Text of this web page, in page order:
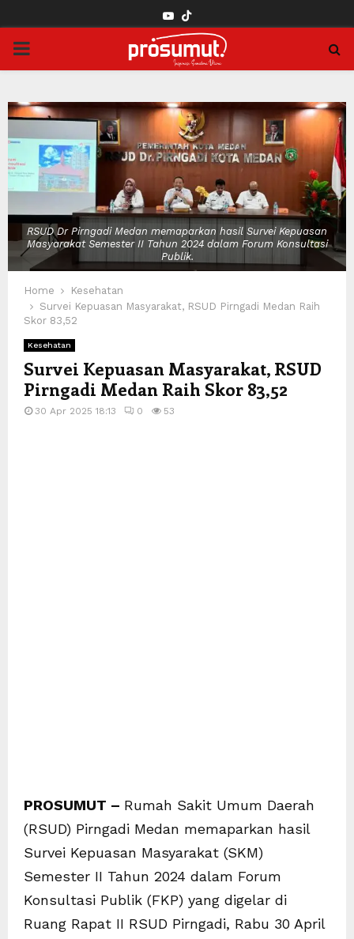
YOUTUBE
PRIMARY
RSUD Dr Pirngadi Medan memaparkan hasil Survei Kepuasan
Masyarakat Semester II Tahun 2024 dalam Forum Konsultasi
Publik.
Home
Kesehatan
Survei Kepuasan Masyarakat, RSUD Pirngadi Medan Raih
Skor 83,52
Kesehatan
Survei Kepuasan Masyarakat, RSUD
Pirngadi Medan Raih Skor 83,52
30 Apr 2025 18:13 0 53
PROSUMUT – Rumah Sakit Umum Daerah
(RSUD) Pirngadi Medan memaparkan hasil
Survei Kepuasan Masyarakat (SKM)
Semester II Tahun 2024 dalam Forum
Konsultasi Publik (FKP) yang digelar di
Ruang Rapat II RSUD Pirngadi, Rabu 30 April